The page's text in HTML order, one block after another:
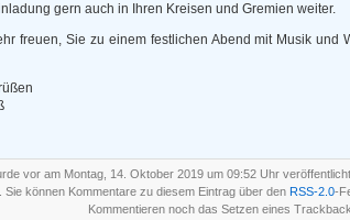
gern auch in Ihren Kreisen und Gremien weiter.
freuen, Sie zu einem festlichen Abend mit Musik und
vor am Montag, 14. Oktober 2019 um 09:52 Uhr
Sie können Kommentare zu diesem Eintrag über den RSS-2.0-
Kommentieren noch das Setzen eines